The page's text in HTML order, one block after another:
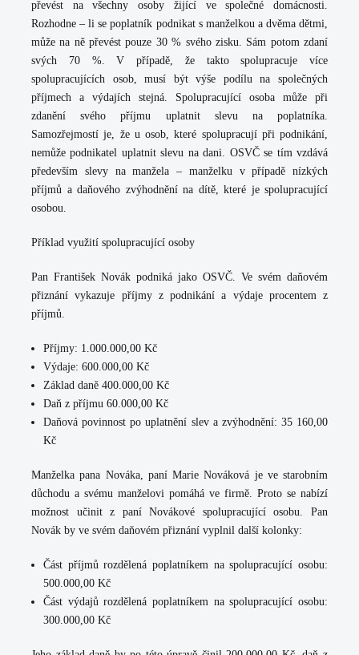
převést na všechny osoby žijící ve společné domácnosti.
Rozhodne – li se poplatník podnikat s manželkou a dvěma dětmi,
může na ně převést pouze 30 % svého zisku. Sám potom zdaní
svých 70 %. V případě, že takto spolupracuje více
spolupracujících osob, musí být výše podílu na společných
příjmech a výdajích stejná. Spolupracující osoba může při
zdanění svého příjmu uplatnit slevu na poplatníka.
Samozřejmostí je, že u osob, které spolupracují při podnikání,
nemůže podnikatel uplatnit slevu na dani. OSVČ se tím vzdává
především slevy na manžela – manželku v případě nízkých
příjmů a daňového zvýhodnění na dítě, které je spolupracující
osobou.
Příklad využití spolupracující osoby
Pan František Novák podniká jako OSVČ. Ve svém daňovém
přiznání vykazuje příjmy z podnikání a výdaje procentem z
příjmů.
Příjmy: 1.000.000,00 Kč
Výdaje: 600.000,00 Kč
Základ daně 400.000,00 Kč
Daň z příjmu 60.000,00 Kč
Daňová povinnost po uplatnění slev a zvýhodnění: 35 160,00
Kč
Manželka pana Nováka, paní Marie Nováková je ve starobním
důchodu a svému manželovi pomáhá ve firmě. Proto se nabízí
možnost učinit z paní Novákové spolupracující osobu. Pan
Novák by ve svém daňovém přiznání vyplnil další kolonky:
Část příjmů rozdělená poplatníkem na spolupracující osobu:
500.000,00 Kč
Část výdajů rozdělená poplatníkem na spolupracující osobu:
300.000,00 Kč